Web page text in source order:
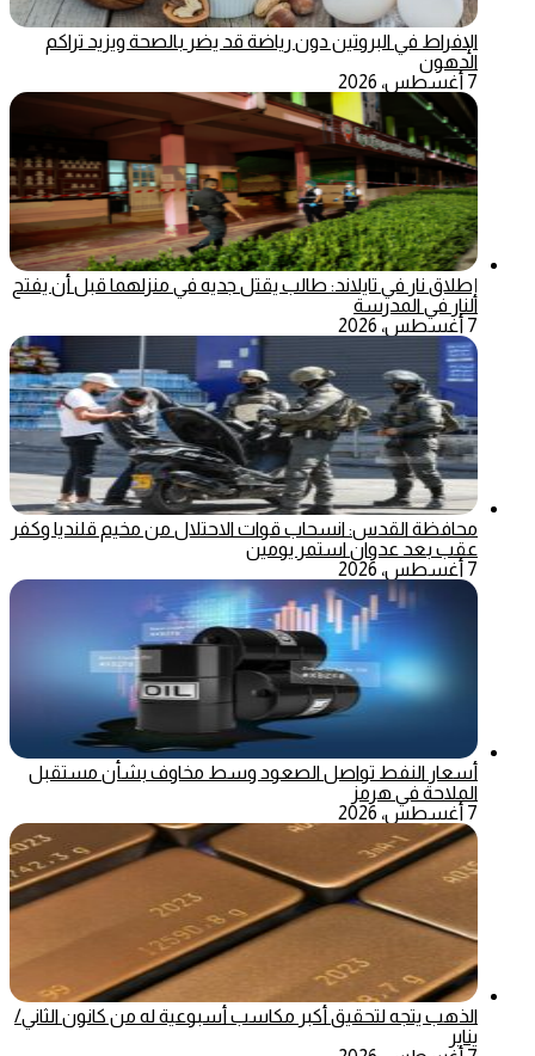
الإفراط في البروتين دون رياضة قد يضر بالصحة ويزيد تراكم
الدهون
7 أغسطس، 2026
إطلاق نار في تايلاند: طالب يقتل جديه في منزلهما قبل أن يفتح
النار في المدرسة
7 أغسطس، 2026
محافظة القدس: انسحاب قوات الاحتلال من مخيم قلنديا وكفر
عقب بعد عدوان استمر يومين
7 أغسطس، 2026
أسعار النفط تواصل الصعود وسط مخاوف بشأن مستقبل
الملاحة في هرمز
7 أغسطس، 2026
الذهب يتجه لتحقيق أكبر مكاسب أسبوعية له من كانون الثاني/
يناير